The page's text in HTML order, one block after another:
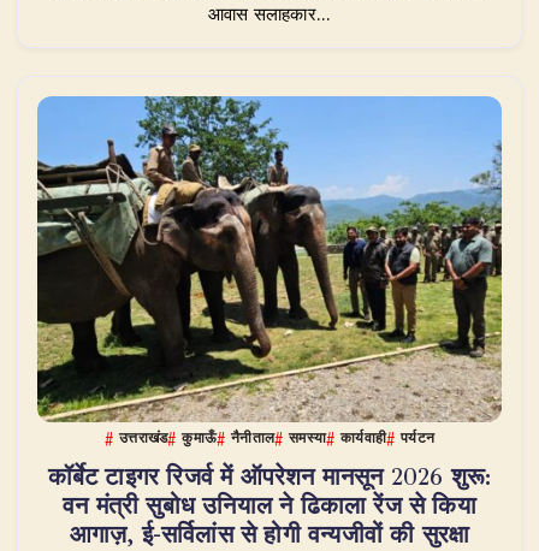
मेहरा
CM
धामी
जाम
से
मिलेगी
मुक्ति
आवास सलाहकार…
उत्तराखंड कुमाऊँ नैनीताल समस्या कार्यवाही पर्यटन
कॉर्बेट टाइगर रिजर्व में ऑपरेशन मानसून 2026 शुरू:
वन मंत्री सुबोध उनियाल ने ढिकाला रेंज से किया
आगाज़, ई-सर्विलांस से होगी वन्यजीवों की सुरक्षा